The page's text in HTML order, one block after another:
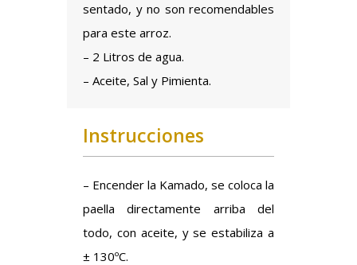
sentado, y no son recomendables
para este arroz.
– 2 Litros de agua.
– Aceite, Sal y Pimienta.
Instrucciones
– Encender la Kamado, se coloca la
paella directamente arriba del
todo, con aceite, y se estabiliza a
± 130ºC.